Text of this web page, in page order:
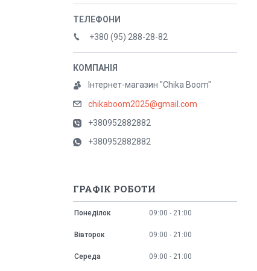
+380 (95) 288-28-82
Інтернет-магазин "Chika Boom"
chikaboom2025@gmail.com
+380952882882
+380952882882
ГРАФІК РОБОТИ
Понеділок 09:00 21:00
Вівторок 09:00 21:00
Середа 09:00 21:00